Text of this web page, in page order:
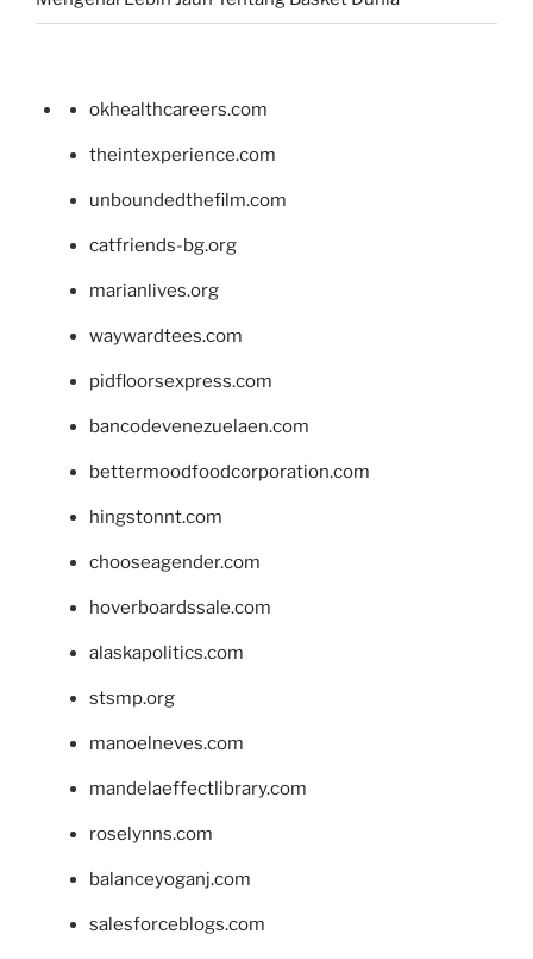
okhealthcareers.com
theintexperience.com
unboundedthefilm.com
catfriends-bg.org
marianlives.org
waywardtees.com
pidfloorsexpress.com
bancodevenezuelaen.com
bettermoodfoodcorporation.com
hingstonnt.com
chooseagender.com
hoverboardssale.com
alaskapolitics.com
stsmp.org
manoelneves.com
mandelaeffectlibrary.com
roselynns.com
balanceyoganj.com
salesforceblogs.com